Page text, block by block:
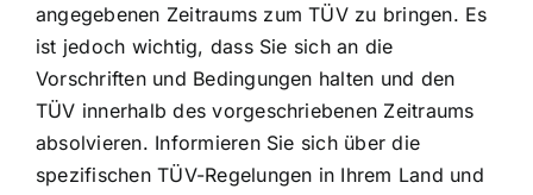
angegebenen Zeitraums zum TÜV zu bringen. Es
ist jedoch wichtig, dass Sie sich an die
Vorschriften und Bedingungen halten und den
TÜV innerhalb des vorgeschriebenen Zeitraums
absolvieren. Informieren Sie sich über die
spezifischen TÜV-Regelungen in Ihrem Land und